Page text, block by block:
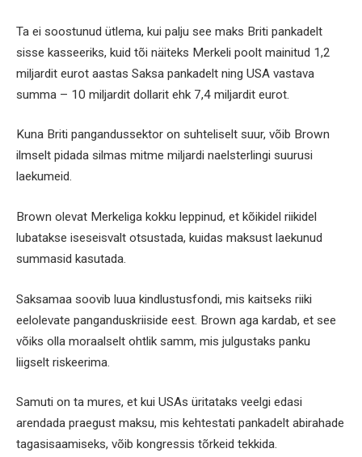
Ta ei soostunud ütlema, kui palju see maks Briti pankadelt
sisse kasseeriks, kuid tõi näiteks Merkeli poolt mainitud 1,2
miljardit eurot aastas Saksa pankadelt ning USA vastava
summa – 10 miljardit dollarit ehk 7,4 miljardit eurot.
Kuna Briti pangandussektor on suhteliselt suur, võib Brown
ilmselt pidada silmas mitme miljardi naelsterlingi suurusi
laekumeid.
Brown olevat Merkeliga kokku leppinud, et kõikidel riikidel
lubatakse iseseisvalt otsustada, kuidas maksust laekunud
summasid kasutada.
Saksamaa soovib luua kindlustusfondi, mis kaitseks riiki
eelolevate panganduskriiside eest. Brown aga kardab, et see
võiks olla moraalselt ohtlik samm, mis julgustaks panku
liigselt riskeerima.
Samuti on ta mures, et kui USAs üritataks veelgi edasi
arendada praegust maksu, mis kehtestati pankadelt abirahade
tagasisaamiseks, võib kongressis tõrkeid tekkida.